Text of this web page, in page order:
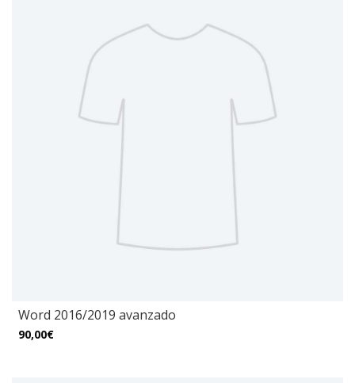
Word 2016/2019 avanzado
90,00€